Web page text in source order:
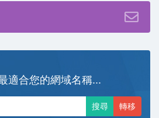
適合您的網域名稱...